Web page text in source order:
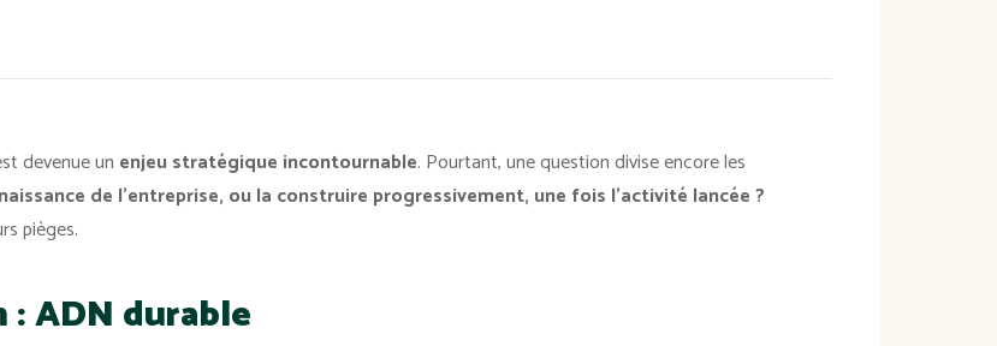
devenue un enjeu stratégique incontournable. Pourtant, une question divise encore les
de l’entreprise, ou la construire progressivement, une fois l’activité lancée ?
pièges.
: ADN durable